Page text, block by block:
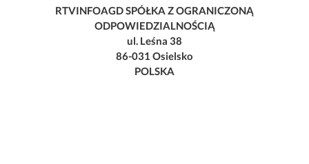
RTVINFOAGD SPÓŁKA Z OGRANICZONĄ
ODPOWIEDZIALNOŚCIĄ
ul. Leśna 38
86-031 Osielsko
POLSKA